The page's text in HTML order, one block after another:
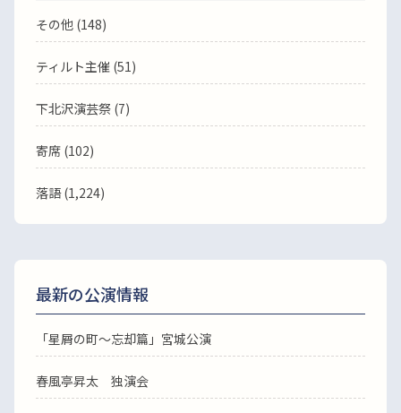
その他 (148)
ティルト主催 (51)
下北沢演芸祭 (7)
寄席 (102)
落語(1,224)
最新の公演情報
「星屑の町～忘却篇」宮城公演
春風亭昇太 独演会